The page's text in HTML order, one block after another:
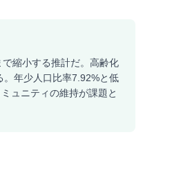
縮小する推計だ。高齢化
年少人口比率7.92%と低
ュニティの維持が課題と